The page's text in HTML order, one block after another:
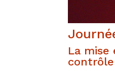
La